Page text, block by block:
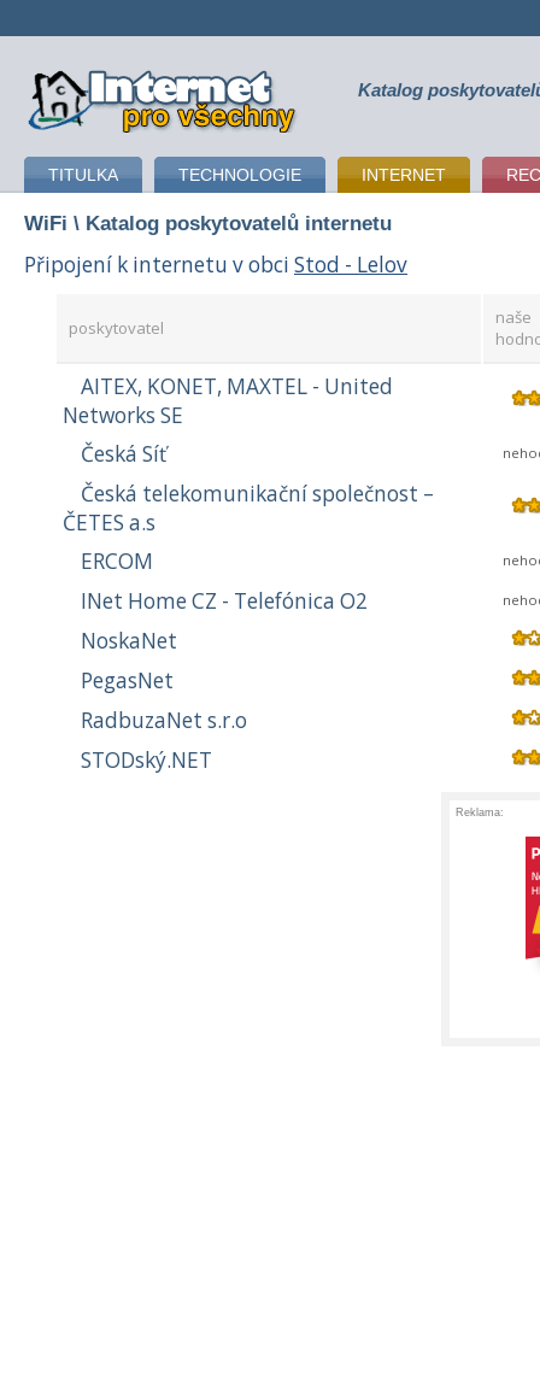
připojení k internetu Katalog
TITULKA TECHNOLOGIE INTERNET
WiFi \ Katalog poskytovatelů internetu
Připojení k internetu v obci Stod - Lelov
poskytovatel
naše
AITEX, KONET, MAXTEL - United
Networks SE
Česká Síť
Česká telekomunikační společnost –
ČETES a.s
ERCOM
INet Home CZ - Telefónica O2
NoskaNet
PegasNet
RadbuzaNet s.r.o
STODský.NET
Reklama: